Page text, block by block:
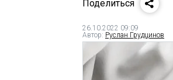
Поделиться
26.10.2022 09:09
Автор: Руслан Грудцинов